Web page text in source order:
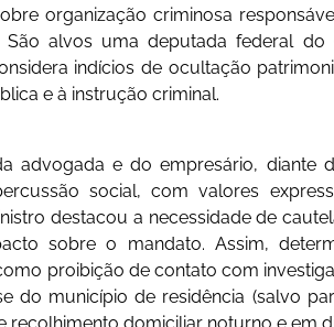
organização criminosa
São alvos uma deputada federal do
indícios de ocultação
e à instrução criminal.
advogada e do empresário, diante
social, com valores
destacou a necessidade de
sobre o mandato. Assim,
proibição de contato com
do município de residência (salvo